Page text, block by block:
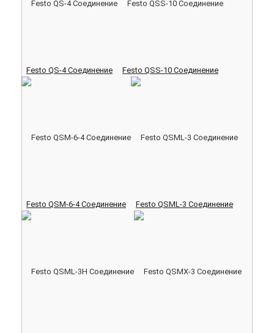
Festo QS-4 Соединение Festo QSS-10 Соединение
Festo QSM-6-4 Соединение Festo QSML-3 Соединение